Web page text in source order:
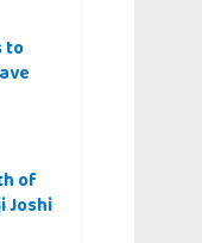
to
of
Joshi